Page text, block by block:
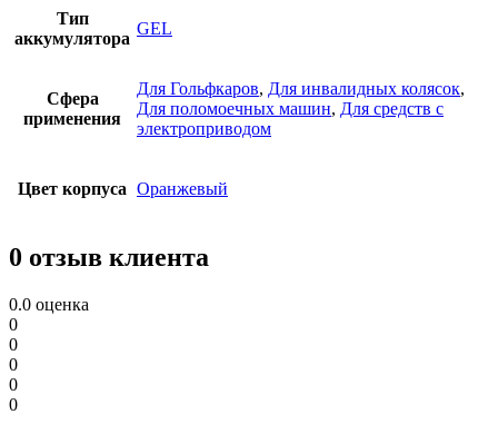
Тип
аккумулятора
GEL
Сфера
применения
Для Гольфкаров, Для инвалидных колясок,
Для поломоечных машин, Для средств с
электроприводом
Цвет корпуса Оранжевый
0 отзыв клиента
0.0 оценка
0
0
0
0
0